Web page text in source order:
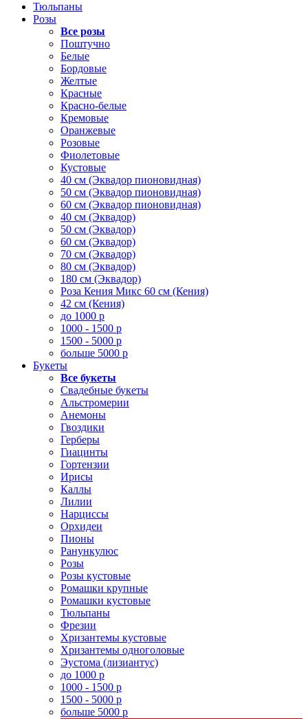
Тюльпаны
Розы
Все розы
Поштучно
Белые
Бордовые
Желтые
Красные
Красно-белые
Кремовые
Оранжевые
Розовые
Фиолетовые
Кустовые
40 см (Эквадор пионовидная)
50 см (Эквадор пионовидная)
60 см (Эквадор пионовидная)
40 см (Эквадор)
50 см (Эквадор)
60 см (Эквадор)
70 см (Эквадор)
80 см (Эквадор)
180 см (Эквадор)
Роза Кения Микс 60 см (Кения)
42 см (Кения)
до 1000 р
1000 - 1500 р
1500 - 5000 р
больше 5000 р
Букеты
Все букеты
Свадебные букеты
Альстромерии
Анемоны
Гвоздики
Герберы
Гиацинты
Гортензии
Ирисы
Каллы
Лилии
Нарциссы
Орхидеи
Пионы
Ранункулюс
Розы
Розы кустовые
Ромашки крупные
Ромашки кустовые
Тюльпаны
Фрезии
Хризантемы кустовые
Хризантемы одноголовые
Эустома (лизиантус)
до 1000 р
1000 - 1500 р
1500 - 5000 р
больше 5000 р